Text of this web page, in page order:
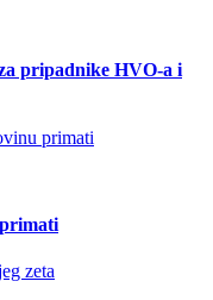
pripadnike HVO-a i